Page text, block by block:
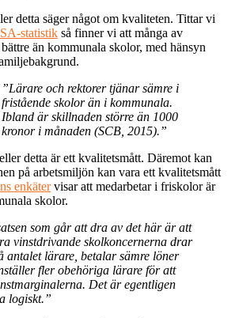
detta säger något om kvaliteten. Tittar vi
statistik så finner vi att många av
än kommunala skolor, med hänsyn
”Lärare och rektorer tjänar sämre i
fristående skolor än i kommunala.
Ibland är skillnaden större än 1000
kronor i månaden (SCB, 2015).”
detta är ett kvalitetsmått. Däremot kan
på arbetsmiljön kan vara ett kvalitetsmått
enkätervisar att medarbetar i friskolor är
skolor.
som går att dra av det här är att
vinstdrivande skolkoncernerna drar
antalet lärare, betalar sämre löner
fler obehöriga lärare för att
Det är egentligen
logiskt.”